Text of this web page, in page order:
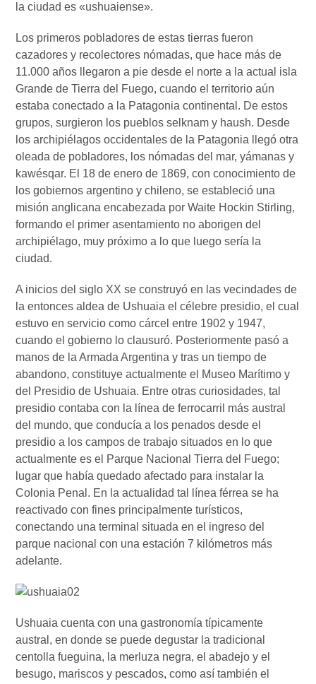
la ciudad es «ushuaiense».
Los primeros pobladores de estas tierras fueron
cazadores y recolectores nómadas, que hace más de
11.000 años llegaron a pie desde el norte a la actual isla
Grande de Tierra del Fuego, cuando el territorio aún
estaba conectado a la Patagonia continental. De estos
grupos, surgieron los pueblos selknam y haush. Desde
los archipiélagos occidentales de la Patagonia llegó otra
oleada de pobladores, los nómadas del mar, yámanas y
kawésqar. El 18 de enero de 1869, con conocimiento de
los gobiernos argentino y chileno, se estableció una
misión anglicana encabezada por Waite Hockin Stirling,
formando el primer asentamiento no aborigen del
archipiélago, muy próximo a lo que luego sería la
ciudad.
A inicios del siglo XX se construyó en las vecindades de
la entonces aldea de Ushuaia el célebre presidio, el cual
estuvo en servicio como cárcel entre 1902 y 1947,
cuando el gobierno lo clausuró. Posteriormente pasó a
manos de la Armada Argentina y tras un tiempo de
abandono, constituye actualmente el Museo Marítimo y
del Presidio de Ushuaia. Entre otras curiosidades, tal
presidio contaba con la línea de ferrocarril más austral
del mundo, que conducía a los penados desde el
presidio a los campos de trabajo situados en lo que
actualmente es el Parque Nacional Tierra del Fuego;
lugar que había quedado afectado para instalar la
Colonia Penal. En la actualidad tal línea férrea se ha
reactivado con fines principalmente turísticos,
conectando una terminal situada en el ingreso del
parque nacional con una estación 7 kilómetros más
adelante.
Ushuaia cuenta con una gastronomía típicamente
austral, en donde se puede degustar la tradicional
centolla fueguina, la merluza negra, el abadejo y el
besugo, mariscos y pescados, como así también el